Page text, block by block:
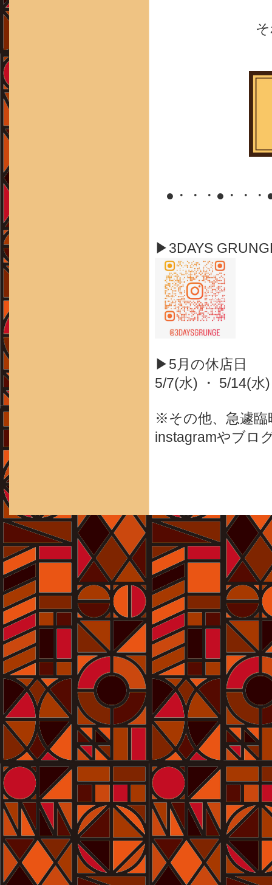
●・・・●・・
▶3DAYS
▶5月の休店日
5/7(水) ・ 5/14(水
※その他、急遽臨
instagramやブロ